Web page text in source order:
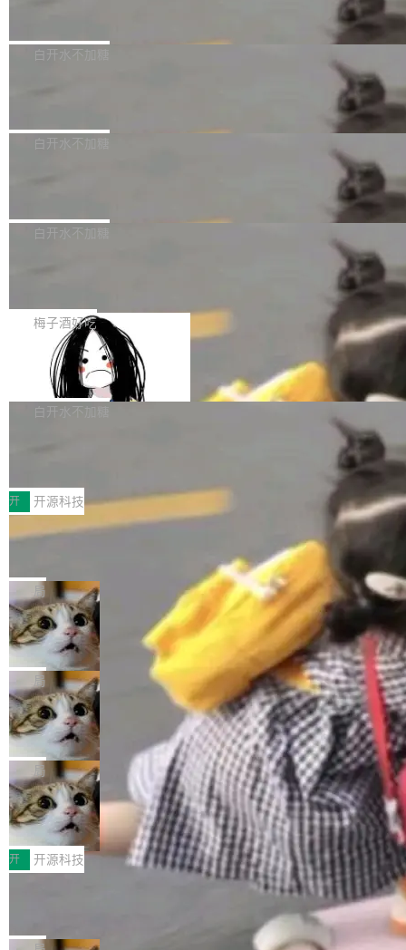
不得生成涉及安全性的关键变更，除非作者本身
36个月。 公告显示，本次宇树科技战略配售对
员工参与设立的专项资产管理计划。其中，Dee
获配9...
Bug fixes and enhancements 修复多次传递同
一个回归问题，该问题导致拉取镜像时会拒绝包
题，该问题可能导致在旧版 Linux 内核...
白开水不加糖
e 孵化器项目管理委员会（IPMC）投票中获得
P）！这一里程碑不仅标志着 Fluss 迈入新的发
白开水不加糖
长期停止内容更新，未能实现其作为“AI版维基百
提交的编辑请求也长期处于待处理状态。 Groki
pedia 于去年底上线，定位为由人工智能生成内
容的百科平台，被马斯克视为传统众包百科网站
维基百科的替代方案。Lawfare 调查发现，无论
热门页面还是低关注度页面，均未出现近期更
白开水不加糖
是这样的：配 MessageSource 的 Bean、写 R
eloadableResourceBundleMessageSource、
声明 LocaleResolver、注册 LocaleChangeInt
erceptor…五六步之后才能看到第一行翻译文
本。 Solon 换了个方式。整个 i18n 模块围绕三
梅子酒好吃
Apache Doris 4.1 全面增强 Iceberg：
支持 UPDATE、MERGE INTO 与 Iceb
erg V3
Apache Doris 4.1 要补齐的，正是缺失的那一
半。在已有查询能力的基础上，Doris 进一步支
常维护操作，并完整支持 Iceberg V3 格式。
白开水不加糖
村国家自主创新示范区会议中心开幕。本届大会
由中关村智联软件服务业质量创新联盟主办，以
“智构可信·质创未来——AI原生时代的质量新范
式”为主题，直面AI从实验室走向规模化产业落地
的核心质量命题。会上，《2026智能研发生产力
工具选型手册》发布，Testin云测的Testin XAge
nt智能测试系统入选AI测试领域代表产品。对CI
O而言，这提示了一个转变：AI测试正在从效率
工具升级为企业的质量基础设施。 CIO面对的新
现实 过去两年，CIO们的焦虑清单上多了两项：
一是如何让大模型和智能体应用安全地从PoC走
向生产，二是如何让测试团队跟得上AI应用...
开 开源科技
让非法状态不可表示：一篇关于 ADT
有一种东西，一旦用过就回不去了。Alex Fedos
eev 管它叫"软件设计的基石"。 他说的东西不新
鲜——代数数据类型（ADT），尤其是和类型
（sum type）。但他说清楚了一件事：这不是类
型系统的学术体操，是日常编码的思维方式。 文
章从一个简单的例子切入。一个网站的深色主题
设置，如果用布尔值 + 可空字段来表示——bool
ean 表示是否可切换，nullable 的默认模式、浅
色方案、深色方案——会产生大量无意义的组
合。方案缺了、配置冲突了、全 null 了。要知道
哪些组合有效，作者说，你得靠"文档、校验、或
者部落知识"。 换个写法。Rust 的 enum，两个
变体：Switchable...
局
Cloudflare 开源内部企业 AI 平台 Clou
dflare OS
Cloudflare 发布了一个开源项目 Cloudflare O
S。如果你只看官方博客，你会觉得这是又一
个"AI 知识库 + 聊天机器人"——每个大厂都在
做，没什么新鲜的。 但 Kenton Varda 在 Twitte
r 上把事情说清楚了： 今天我们发布了 Cloudfla
re OS，一个带连接器的聊天机器人，跟其他所
有科技公司做的一样。只不过，实际上它不一
样。这是 Sandstorm.io 的重制版，我十年前的
那个创业公司。不同的是，这次它构建在 Cloudf
lare Workers 上——我花了九年时间搭建的平台
——并且深度集成了 AI。这基本上是我十年秘密
局
Deno 团队开源 Celld，可自托管的分
布式 Durable Objects
Ryan Dahl 领导的 Deno 团队推出了最新开源项
目 Celld，一个能在自己机器上运行 Cloudflare
Workers 和 Durable Objects 的守护进程。 设
计思路很直接：每个对象是一个独立的 SQLite
数据库，按名称寻址，复制到你自己的 S3 兼容
存储库里。节点之间只通过这个存储库协调——
没有控制平面，没有共识协议。每个对象自带一
个小型数据库，应用天然按分片构建，单个数据
库的竞争和爆炸半径问题在设计层面就被消除
了。 闲置的 cell 会休眠到几乎不占资源。当 cel
局
鲁大师7月新机性能/流畅/AI榜：vivo夺
性能、流畅双第一，三星Galaxy Z系列
新折叠缺席
2026年7月的手机市场，由于存储等硬件成本暴
增，手机厂商的日子也不好过啊，新机速度明显
放缓，因此硝烟味淡了许多。新机参数规格除开
Fold8 / Z Flip8）外，其余要么是中低端机器，
例如iQOO Z11i、REDMI Note 17、REDMI No
开 开源科技
Zed 编辑器团队发布了新项目——DeltaDB，一
个在 git commit 之间记录每一次编辑操作的版